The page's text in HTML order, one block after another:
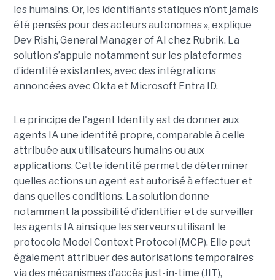
les humains. Or, les identifiants statiques n’ont jamais
été pensés pour des acteurs autonomes », explique
Dev Rishi, General Manager of AI chez Rubrik. La
solution s’appuie notamment sur les plateformes
d’identité existantes, avec des intégrations
annoncées avec Okta et Microsoft Entra ID.
Le principe de l'agent Identity est de donner aux
agents IA une identité propre, comparable à celle
attribuée aux utilisateurs humains ou aux
applications. Cette identité permet de déterminer
quelles actions un agent est autorisé à effectuer et
dans quelles conditions. La solution donne
notamment la possibilité d’identifier et de surveiller
les agents IA ainsi que les serveurs utilisant le
protocole Model Context Protocol (MCP). Elle peut
également attribuer des autorisations temporaires
via des mécanismes d’accès just-in-time (JIT),